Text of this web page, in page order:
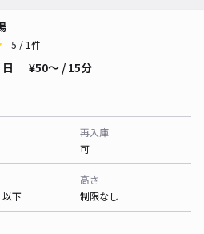
5 / 1件
¥50〜 / 15分
再入庫
可
下
高さ
制限なし